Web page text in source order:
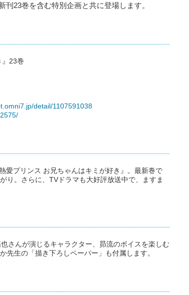
刊23巻を含む特別企画と共に登場します。
』23巻
detail/1107591038
愛プリンス お兄ちゃんはキミが好き』。最新巻で
り。さらに、TVドラマも大好評放送中で、ますま
さんが演じるキャラクター、昴流のボイスを楽しむ
先生の「描き下ろしペーパー」も付属します。